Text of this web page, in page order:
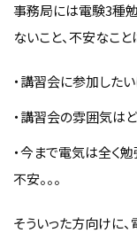
事務局には電験3種勉
ないこと、不安なこ
・講習会に参加したい
・講習会の雰囲気は
・今まで電気は全く
不安。。。
そういった方向けに